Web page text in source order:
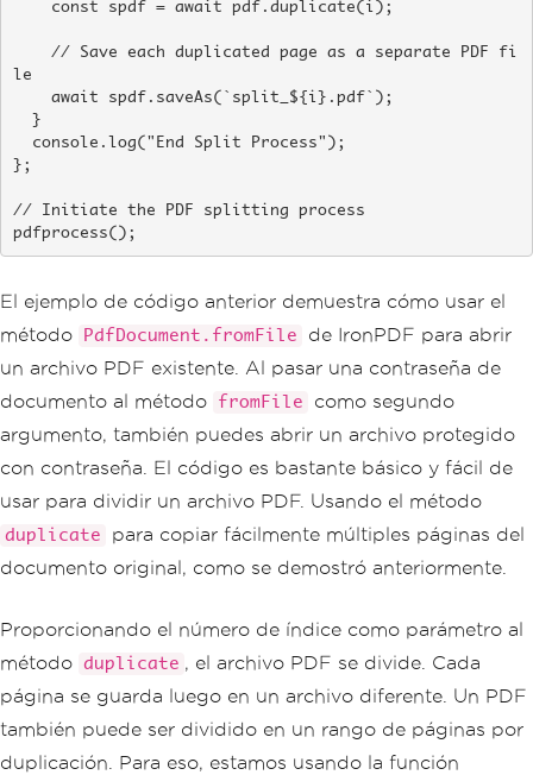
le
};
// Initiate the PDF splitting process
pdfprocess();
El ejemplo de código anterior demuestra cómo usar el
método
PdfDocument.fromFile
de IronPDF para abrir
un archivo PDF existente. Al pasar una contraseña de
documento al método
fromFile
como segundo
argumento, también puedes abrir un archivo protegido
con contraseña. El código es bastante básico y fácil de
usar para dividir un archivo PDF. Usando el método
duplicate
para copiar fácilmente múltiples páginas del
documento original, como se demostró anteriormente.
Proporcionando el número de índice como parámetro al
método duplicate , el archivo PDF se divide. Cada
página se guarda luego en un archivo diferente. Un PDF
también puede ser dividido en un rango de páginas por
duplicación. Para eso, estamos usando la función